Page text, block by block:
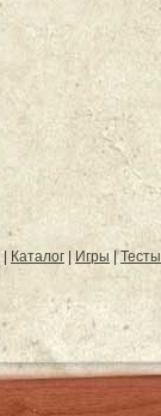
| Каталог | Игры |Тесты